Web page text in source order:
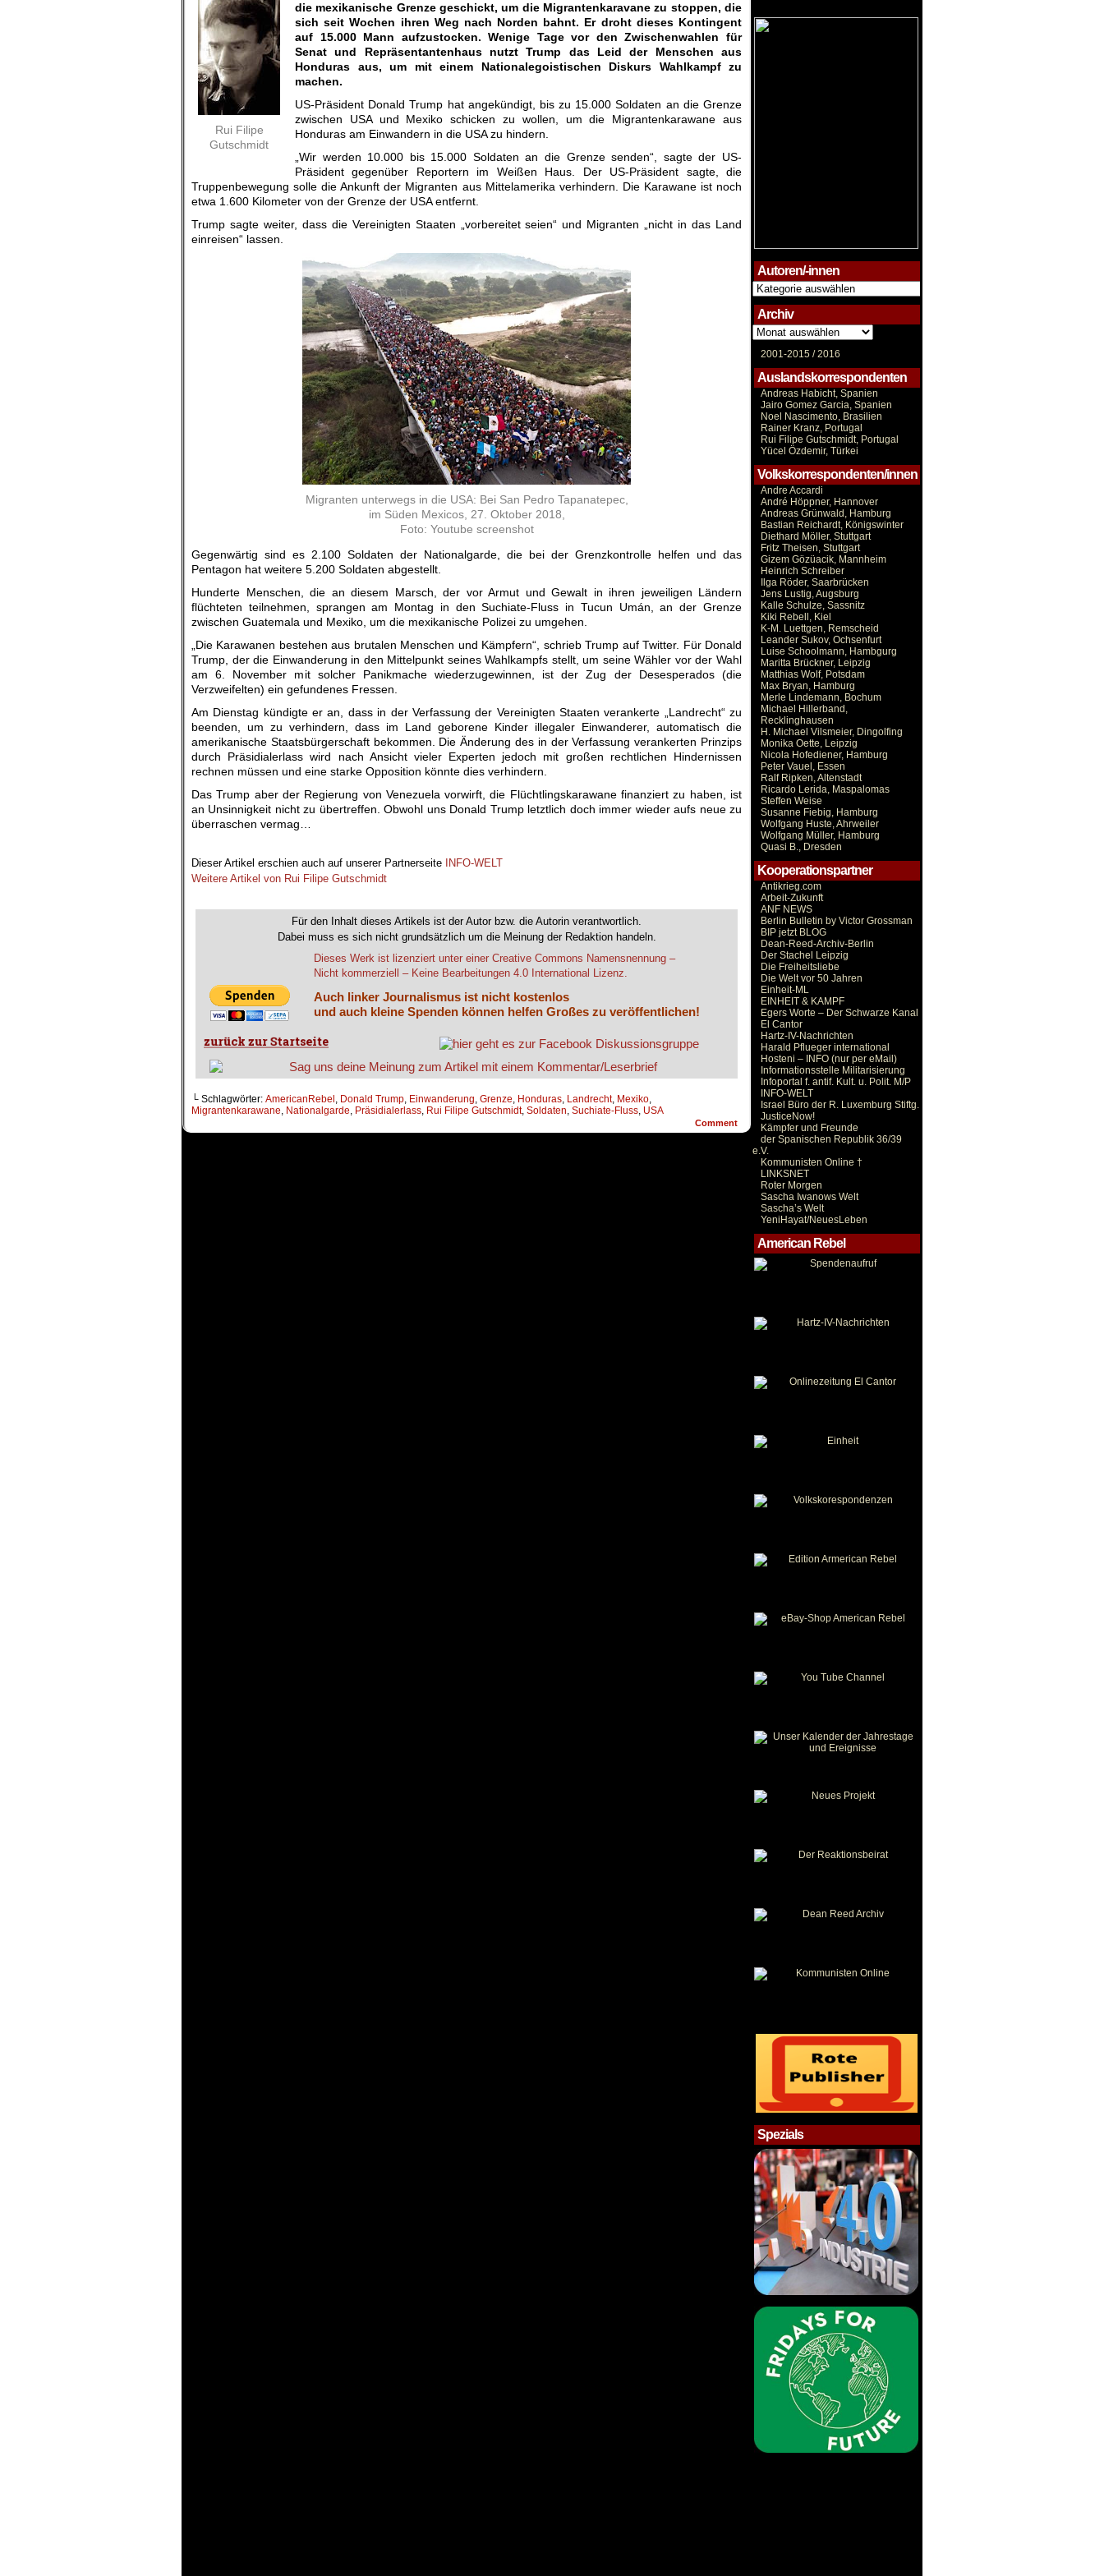
Rui Filipe
Gutschmidt
die mexikanische Grenze geschickt, um die Migrantenkaravane zu stoppen, die
sich seit Wochen ihren Weg nach Norden bahnt. Er droht dieses Kontingent
auf 15.000 Mann aufzustocken. Wenige Tage vor den Zwischenwahlen für
Senat und Repräsentantenhaus nutzt Trump das Leid der Menschen aus
Honduras aus, um mit einem Nationalegoistischen Diskurs Wahlkampf zu
machen.
US-Präsident Donald Trump hat angekündigt, bis zu 15.000 Soldaten an die Grenze
zwischen USA und Mexiko schicken zu wollen, um die Migrantenkarawane aus
Honduras am Einwandern in die USA zu hindern.
„Wir werden 10.000 bis 15.000 Soldaten an die Grenze senden“, sagte der US-
Präsident gegenüber Reportern im Weißen Haus. Der US-Präsident sagte, die
Truppenbewegung solle die Ankunft der Migranten aus Mittelamerika verhindern. Die Karawane ist noch
etwa 1.600 Kilometer von der Grenze der USA entfernt.
Trump sagte weiter, dass die Vereinigten Staaten „vorbereitet seien“ und Migranten „nicht in das Land
einreisen“ lassen.
Migranten unterwegs in die USA: Bei San Pedro Tapanatepec,
im Süden Mexicos, 27. Oktober 2018,
Foto: Youtube screenshot
Gegenwärtig sind es 2.100 Soldaten der Nationalgarde, die bei der Grenzkontrolle helfen und das
Pentagon hat weitere 5.200 Soldaten abgestellt.
Hunderte Menschen, die an diesem Marsch, der vor Armut und Gewalt in ihren jeweiligen Ländern
flüchteten teilnehmen, sprangen am Montag in den Suchiate-Fluss in Tucun Umán, an der Grenze
zwischen Guatemala und Mexiko, um die mexikanische Polizei zu umgehen.
„Die Karawanen bestehen aus brutalen Menschen und Kämpfern“, schrieb Trump auf Twitter. Für Donald
Trump, der die Einwanderung in den Mittelpunkt seines Wahlkampfs stellt, um seine Wähler vor der Wahl
am 6. November mit solcher Panikmache wiederzugewinnen, ist der Zug der Desesperados (die
Verzweifelten) ein gefundenes Fressen.
Am Dienstag kündigte er an, dass in der Verfassung der Vereinigten Staaten verankerte „Landrecht“ zu
beenden, um zu verhindern, dass im Land geborene Kinder illegaler Einwanderer, automatisch die
amerikanische Staatsbürgerschaft bekommen. Die Änderung des in der Verfassung verankerten Prinzips
durch Präsidialerlass wird nach Ansicht vieler Experten jedoch mit großen rechtlichen Hindernissen
rechnen müssen und eine starke Opposition könnte dies verhindern.
Das Trump aber der Regierung von Venezuela vorwirft, die Flüchtlingskarawane finanziert zu haben, ist
an Unsinnigkeit nicht zu übertreffen. Obwohl uns Donald Trump letztlich doch immer wieder aufs neue zu
überraschen vermag…
Dieser Artikel erschien auch auf unserer Partnerseite
INFO-WELT
Weitere Artikel von Rui Filipe Gutschmidt
Für den Inhalt dieses Artikels ist der Autor bzw. die Autorin verantwortlich.
Dabei muss es sich nicht grundsätzlich um die Meinung der Redaktion handeln.
Dieses Werk ist lizenziert unter einer Creative Commons Namensnennung –
Nicht kommerziell – Keine Bearbeitungen 4.0 International Lizenz.
Auch linker Journalismus ist nicht kostenlos
und auch kleine Spenden können helfen Großes zu veröffentlichen!
└ Schlagwörter: AmericanRebel, Donald Trump, Einwanderung, Grenze, Honduras, Landrecht, Mexiko,
Migrantenkarawane, Nationalgarde, Präsidialerlass, Rui Filipe Gutschmidt, Soldaten, Suchiate-Fluss, USA
Comment
Autoren/-innen
Autoren/-
innen
Archiv
Archiv
2001-2015 /2016
Auslandskorrespondenten
Andreas Habicht, Spanien
Jairo Gomez Garcia, Spanien
Noel Nascimento, Brasilien
Rainer Kranz, Portugal
Rui Filipe Gutschmidt, Portugal
Yücel Özdemir, Türkei
Volkskorrespondenten/innen
Andre Accardi
André Höppner, Hannover
Andreas Grünwald, Hamburg
Bastian Reichardt, Königswinter
Diethard Möller, Stuttgart
Fritz Theisen, Stuttgart
Gizem Gözüacik, Mannheim
Heinrich Schreiber
Ilga Röder, Saarbrücken
Jens Lustig, Augsburg
Kalle Schulze, Sassnitz
Kiki Rebell, Kiel
K-M. Luettgen, Remscheid
Leander Sukov, Ochsenfurt
Luise Schoolmann, Hambgurg
Maritta Brückner, Leipzig
Matthias Wolf, Potsdam
Max Bryan, Hamburg
Merle Lindemann, Bochum
Michael Hillerband,
Recklinghausen
H. Michael Vilsmeier, Dingolfing
Monika Oette, Leipzig
Nicola Hofediener, Hamburg
Peter Vauel, Essen
Ralf Ripken, Altenstadt
Ricardo Lerida, Maspalomas
Steffen Weise
Susanne Fiebig, Hamburg
Wolfgang Huste, Ahrweiler
Wolfgang Müller, Hamburg
Quasi B., Dresden
Kooperationspartner
Antikrieg.com
Arbeit-Zukunft
ANF NEWS
Berlin Bulletin by Victor Grossman
BIP jetzt BLOG
Dean-Reed-Archiv-Berlin
Der Stachel Leipzig
Die Freiheitsliebe
Die Welt vor 50 Jahren
Einheit-ML
EINHEIT & KAMPF
Egers Worte – Der Schwarze Kanal
El Cantor
Hartz-IV-Nachrichten
Harald Pflueger international
Hosteni – INFO (nur per eMail)
Informationsstelle Militarisierung
Infoportal f. antif. Kult. u. Polit. M/P
INFO-WELT
Israel Büro der R. Luxemburg Stiftg.
JusticeNow!
Kämpfer und Freunde
der Spanischen Republik 36/39
e.V.
Kommunisten Online †
LINKSNET
Roter Morgen
Sascha Iwanows Welt
Sascha’s Welt
YeniHayat/NeuesLeben
American Rebel
Spezials